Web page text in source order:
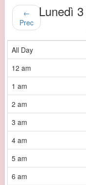
←
Prec
Lunedì
All Day
12 am
1 am
2 am
3 am
4 am
5 am
6 am